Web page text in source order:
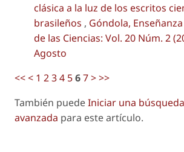
clásica a la luz de los escritos
brasileños , Góndola,
de las Ciencias: Vol. 20 Núm. 2
Agosto
<<< 1 234 567>>>
También puedeIniciar una
avanzada para este artículo.